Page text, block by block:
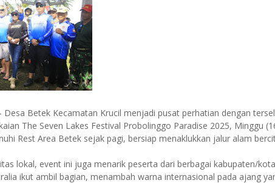
Desa Betek Kecamatan Krucil menjadi pusat perhatian dengan
The Seven Lakes Festival Probolinggo Paradise 2025, Minggu
Rest Area Betek sejak pagi, bersiap menaklukkan jalur alam
lokal, event ini juga menarik peserta dari berbagai kabupaten/
ikut ambil bagian, menambah warna internasional pada ajang